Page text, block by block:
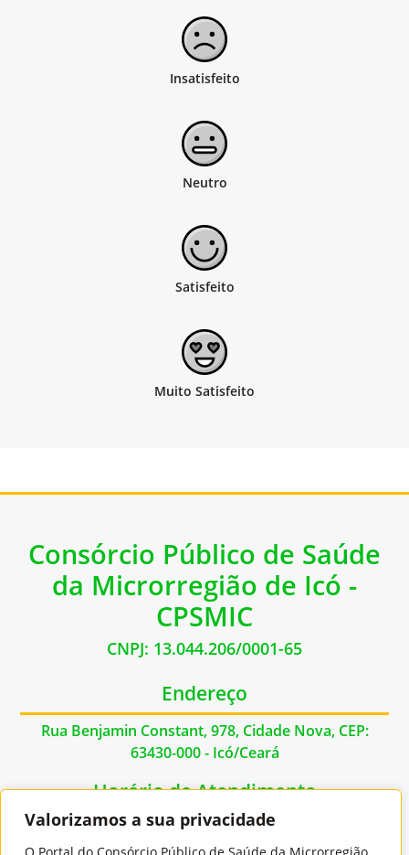
Valorizamos a sua privacidade
Consórcio Público de Saúde
da Microrregião de Icó -
CPSMIC
CNPJ: 13.044.206/0001-65
Endereço
Rua Benjamin Constant, 978, Cidade Nova, CEP:
63430-000 - Icó/Ceará
Horário de Atendimento
De Segunda à Sexta das 07:00hs às 17:00hs